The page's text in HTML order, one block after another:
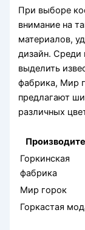
При выборе
внимание на
материалов,
дизайн. Среди
выделить
фабрика, Мир
предлагают
различных
Горкинская
фабрика
Мир горок
Горкастая